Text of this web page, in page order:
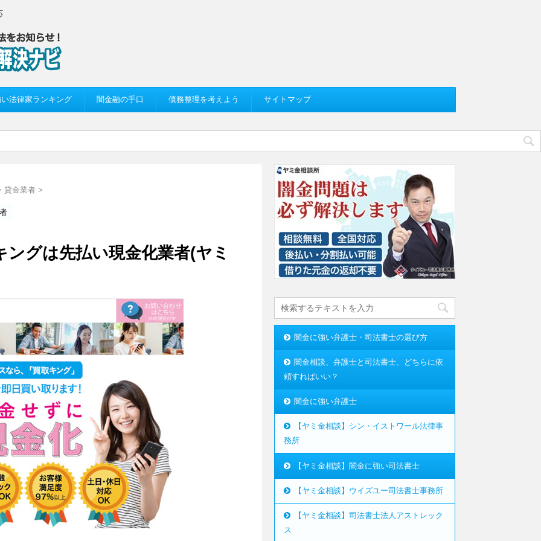
法律家ランキング 闇金融の手口 債務整理を考えよう サイトマップ
貸金業者 >
ングは先払い現金化業者(ヤミ
闇金に強い弁護士・司法書士の選び方
闇金相談、弁護士と司法書士、どちらに依
頼すればいい？
闇金に強い弁護士
【ヤミ金相談】シン・イストワール法律事
務所
【ヤミ金相談】闇金に強い司法書士
【ヤミ金相談】ウイズユー司法書士事務所
【ヤミ金相談】司法書士法人アストレック
ス